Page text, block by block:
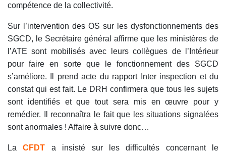
compétence de la collectivité.
Sur l’intervention des OS sur les dysfonctionnements des
SGCD, le Secrétaire général affirme que les ministères de
l’ATE sont mobilisés avec leurs collègues de l’Intérieur
pour faire en sorte que le fonctionnement des SGCD
s’améliore. Il prend acte du rapport Inter inspection et du
constat qui est fait. Le DRH confirmera que tous les sujets
sont identifiés et que tout sera mis en œuvre pour y
remédier. Il reconnaîtra le fait que les situations signalées
sont anormales ! Affaire à suivre donc…
LaCFDT a insisté sur les difficultés concernant le